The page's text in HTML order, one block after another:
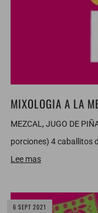
MIXOLOGIA A LA
MEZCAL, JUGO DE
porciones) 4 caballitos
Lee mas
6 SEPT 2021